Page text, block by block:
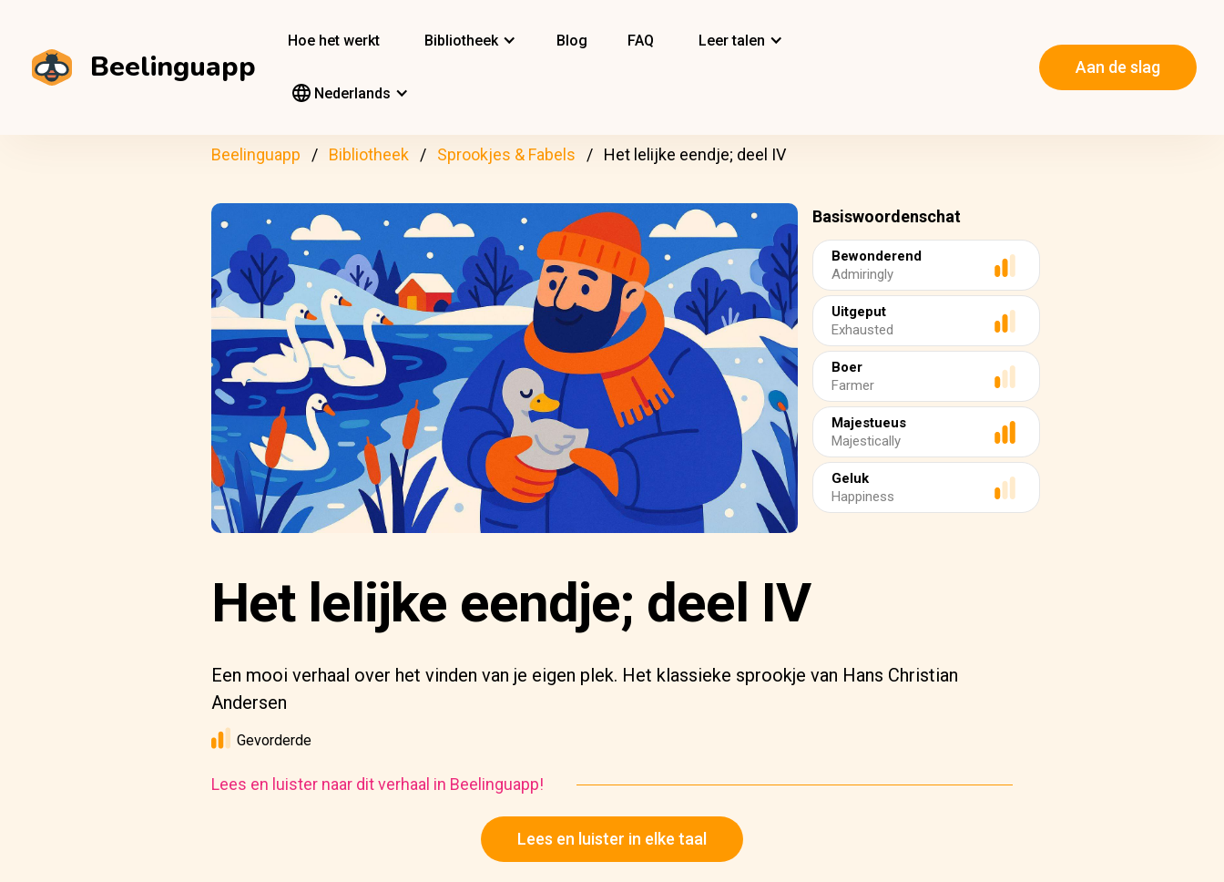
Beelinguapp
Hoe het werkt Bibliotheek Blog FAQ Leer talen
Nederlands
Aan de slag
Beelinguapp Bibliotheek Sprookjes & Fabels Het lelijke eendje; deel IV
Basiswoordenschat
Bewonderend
Admiringly
Uitgeput
Exhausted
Boer
Farmer
Majestueus
Majestically
Geluk
Happiness
Het lelijke eendje; deel IV
Een mooi verhaal over het vinden van je eigen plek. Het klassieke sprookje van Hans Christian
Andersen
Gevorderde
Lees en luister naar dit verhaal in Beelinguapp!
Lees en luister in elke taal